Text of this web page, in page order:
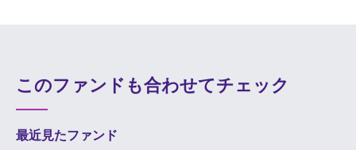
このファンドも合わせてチェック
最近見たファンド